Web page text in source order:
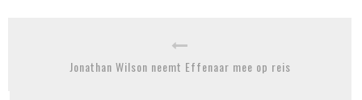
Jonathan Wilson neemt Effenaar mee op reis